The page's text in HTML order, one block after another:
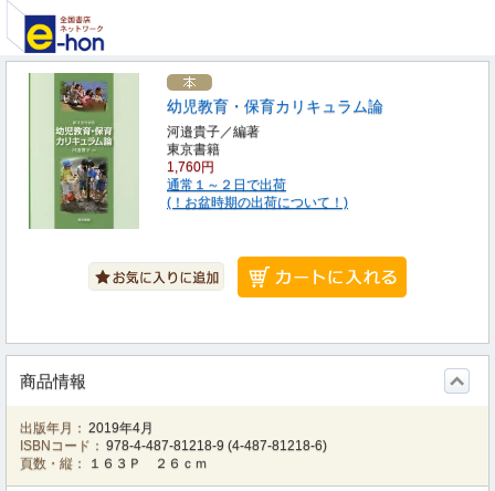
幼児教育・保育カリキュラム論
河邉貴子／編著
東京書籍
1,760円
通常１～２日で出荷
(！お盆時期の出荷について！)
商品情報
出版年月： 2019年4月
ISBNコード： 978-4-487-81218-9 (4-487-81218-6)
頁数・縦：
１６３Ｐ ２６ｃｍ